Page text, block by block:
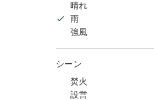
晴れ
雨
強風
シーン
焚火
設営